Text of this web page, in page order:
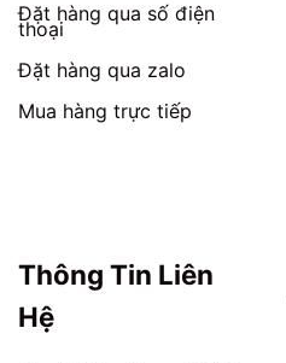
Đặt hàng qua số điện
thoại
Đặt hàng qua zalo
Mua hàng trực tiếp
Thông Tin Liên
Hệ